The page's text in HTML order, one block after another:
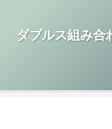
ダブルス組み合